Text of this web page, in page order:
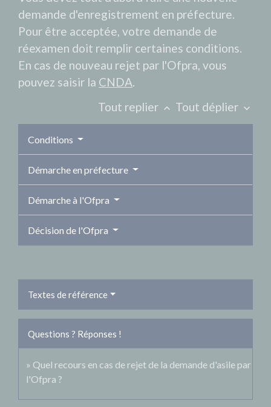
demande d'enregistrement en préfecture.
Pour être acceptée, votre demande de
réexamen doit remplir certaines conditions.
En cas de nouveau rejet par l'Ofpra, vous
pouvez saisir la CNDA.
Tout replier keyboard_arrow_up Tout déplier keyboard_arrow_down
Conditions
Démarche en préfecture
Démarche à l'Ofpra
Décision de l'Ofpra
Textes de référence
Questions ? Réponses !
Quel recours en cas de rejet de la demande d'asile par
l'Ofpra ?